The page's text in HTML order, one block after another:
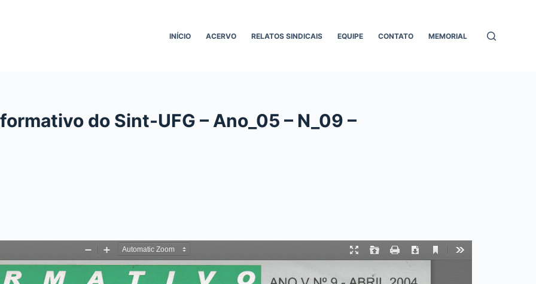
INÍCIO ACERVO RELATOS SINDICAIS EQUIPE CONTATO MEMORIAL
do Sint-UFG – Ano_05 – N_09 –